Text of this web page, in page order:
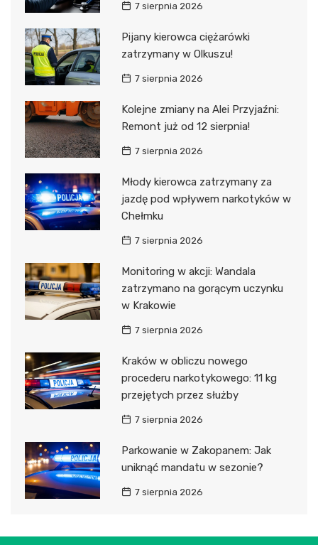
7 sierpnia 2026
Pijany kierowca ciężarówki
zatrzymany w Olkuszu!
7 sierpnia 2026
Kolejne zmiany na Alei Przyjaźni:
Remont już od 12 sierpnia!
7 sierpnia 2026
Młody kierowca zatrzymany za
jazdę pod wpływem narkotyków w
Chełmku
7 sierpnia 2026
Monitoring w akcji: Wandala
zatrzymano na gorącym uczynku
w Krakowie
7 sierpnia 2026
Kraków w obliczu nowego
procederu narkotykowego: 11 kg
przejętych przez służby
7 sierpnia 2026
Parkowanie w Zakopanem: Jak
uniknąć mandatu w sezonie?
7 sierpnia 2026